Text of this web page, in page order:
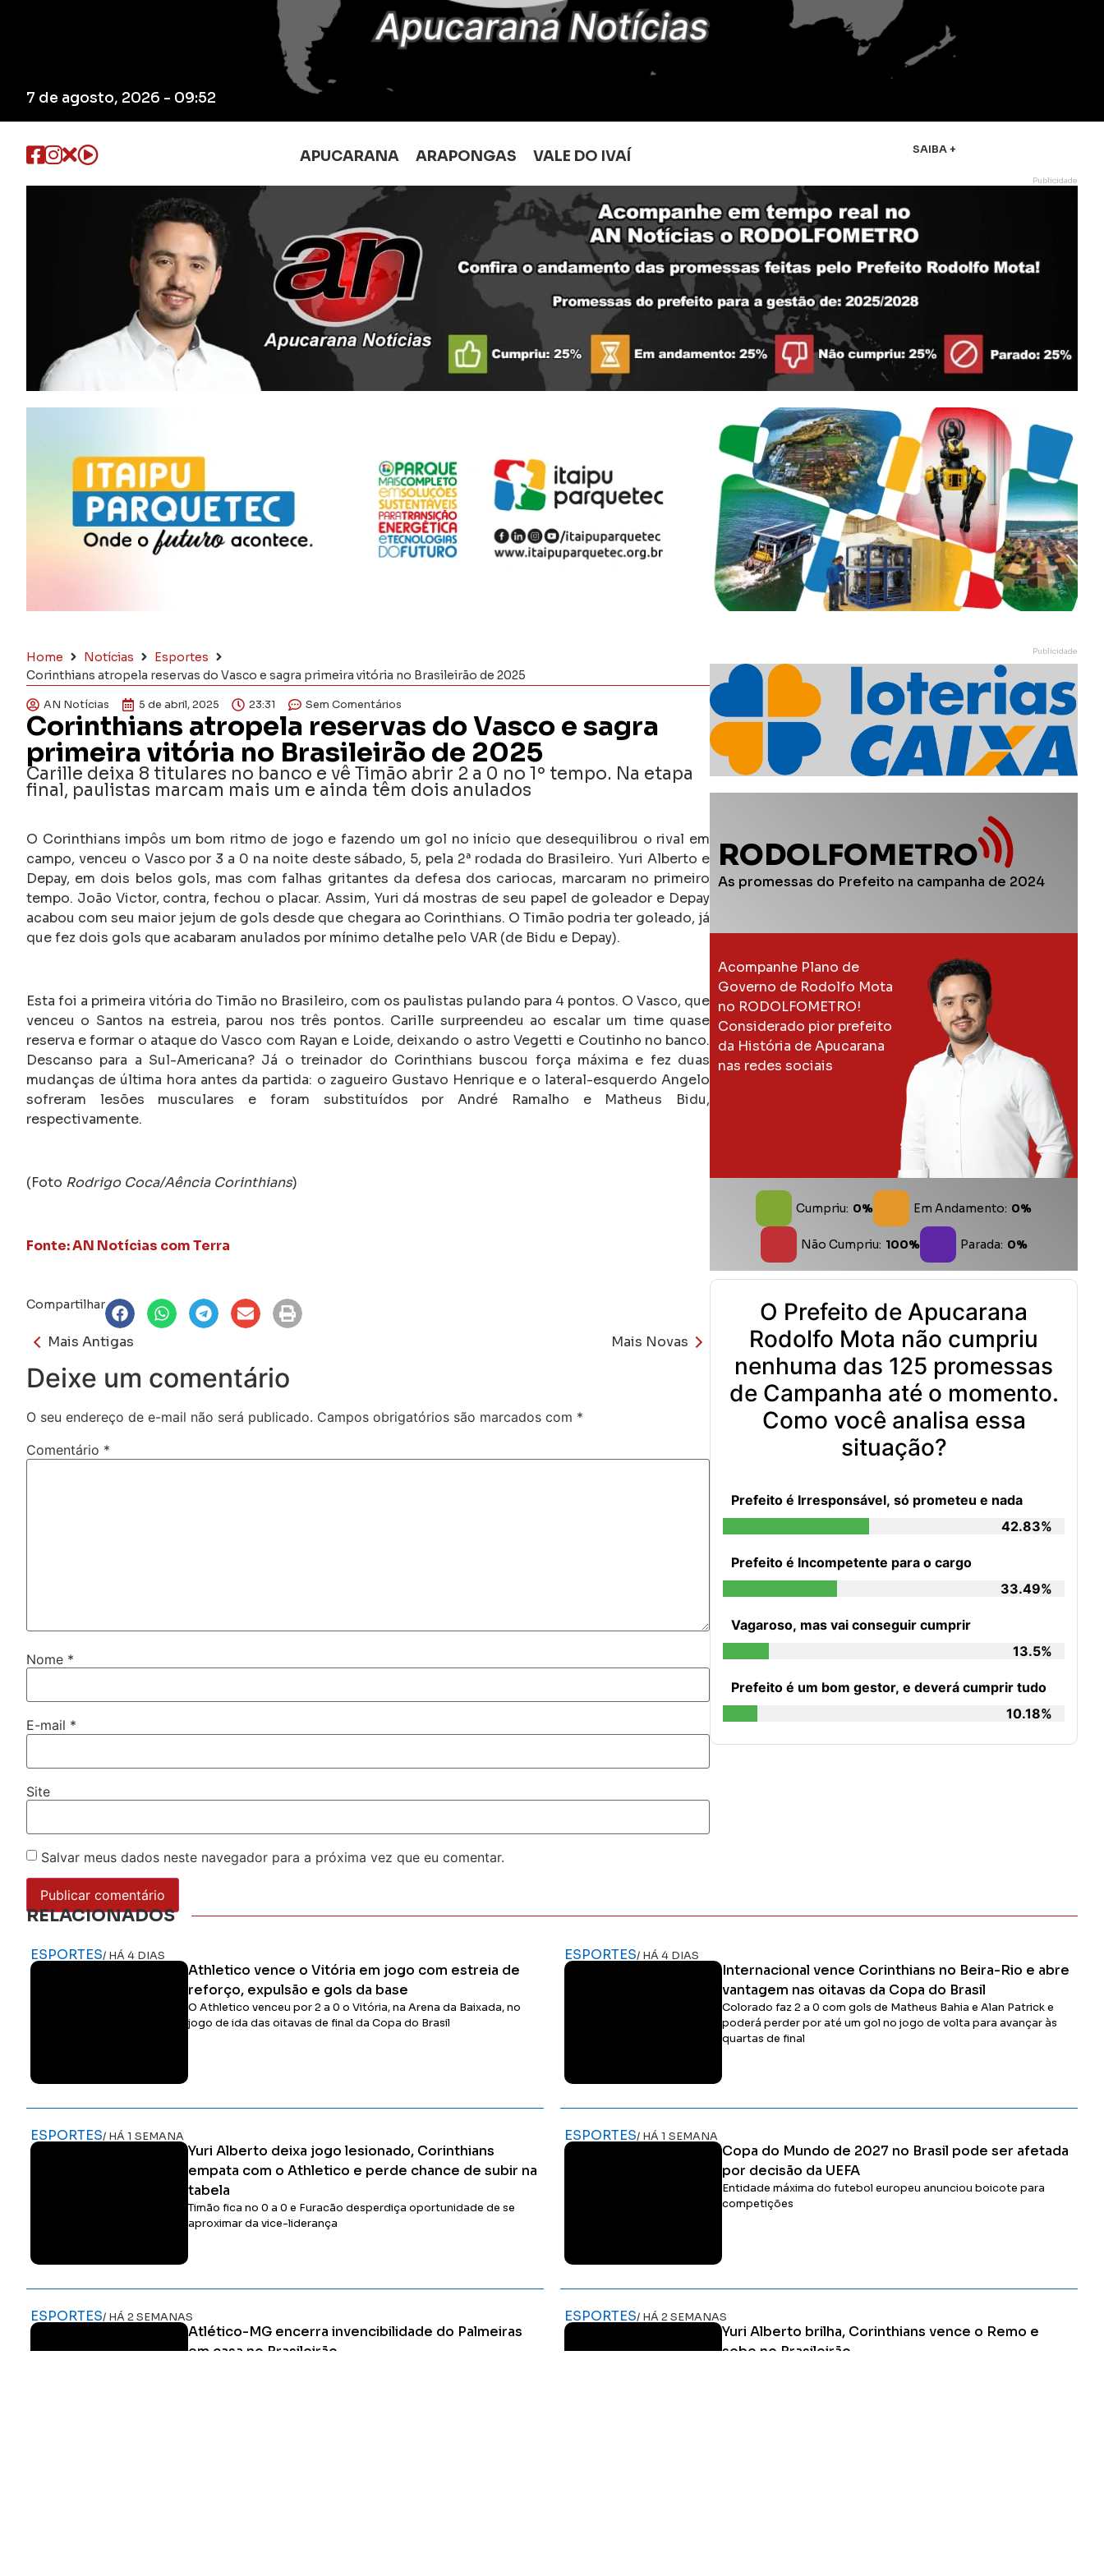
7 de agosto, 2026 - 09:52
APUCARANA ARAPONGAS VALE DO IVAÍ SAIBA +
Publicidade
Home Notícias
Esportes
Corinthians atropela reservas do Vasco e sagra primeira vitória no Brasileirão de 2025
AN Notícias 5 de abril, 2025 23:31 Sem Comentários
Corinthians atropela reservas do Vasco e sagra
primeira vitória no Brasileirão de 2025
Carille deixa 8 titulares no banco e vê Timão abrir 2 a 0 no 1º tempo. Na etapa
final, paulistas marcam mais um e ainda têm dois anulados
O Corinthians impôs um bom ritmo de jogo e fazendo um gol no início que desequilibrou o rival em
campo, venceu o Vasco por 3 a 0 na noite deste sábado, 5, pela 2ª rodada do Brasileiro. Yuri Alberto e
Depay, em dois belos gols, mas com falhas gritantes da defesa dos cariocas, marcaram no primeiro
tempo. João Victor, contra, fechou o placar. Assim, Yuri dá mostras de seu papel de goleador e Depay
acabou com seu maior jejum de gols desde que chegara ao Corinthians. O Timão podria ter goleado, já
que fez dois gols que acabaram anulados por mínimo detalhe pelo VAR (de Bidu e Depay).
Esta foi a primeira vitória do Timão no Brasileiro, com os paulistas pulando para 4 pontos. O Vasco, que
venceu o Santos na estreia, parou nos três pontos. Carille surpreendeu ao escalar um time quase
reserva e formar o ataque do Vasco com Rayan e Loide, deixando o astro Vegetti e Coutinho no banco.
Descanso para a Sul-Americana? Já o treinador do Corinthians buscou força máxima e fez duas
mudanças de última hora antes da partida: o zagueiro Gustavo Henrique e o lateral-esquerdo Angelo
sofreram lesões musculares e foram substituídos por André Ramalho e Matheus Bidu,
respectivamente.
(Foto Rodrigo Coca/Aência Corinthians)
Fonte: AN Notícias com Terra
Compartilhar
Mais Antigas Mais Novas
Deixe um comentário
O seu endereço de e-mail não será publicado. Campos obrigatórios são marcados com *
Comentário *
Nome *
E-mail *
Site
Salvar meus dados neste navegador para a próxima vez que eu comentar.
Publicidade
RODOLFOMETRO
As promessas do Prefeito na campanha de 2024
Acompanhe Plano de
Governo de Rodolfo Mota
no RODOLFOMETRO!
Considerado pior prefeito
da História de Apucarana
nas redes sociais
Cumpriu: 0% Em Andamento: 0%
Não Cumpriu: 100% Parada: 0%
O Prefeito de Apucarana
Rodolfo Mota não cumpriu
nenhuma das 125 promessas
de Campanha até o momento.
Como você analisa essa
situação?
Prefeito é Irresponsável, só prometeu e nada
42.83%
Prefeito é Incompetente para o cargo
33.49%
Vagaroso, mas vai conseguir cumprir
13.5%
Prefeito é um bom gestor, e deverá cumprir tudo
10.18%
RELACIONADOS
ESPORTES/ HÁ 4 DIAS
Athletico vence o Vitória em jogo com estreia de
reforço, expulsão e gols da base
O Athletico venceu por 2 a 0 o Vitória, na Arena da Baixada, no
jogo de ida das oitavas de final da Copa do Brasil
ESPORTES/ HÁ 4 DIAS
Internacional vence Corinthians no Beira-Rio e abre
vantagem nas oitavas da Copa do Brasil
Colorado faz 2 a 0 com gols de Matheus Bahia e Alan Patrick e
poderá perder por até um gol no jogo de volta para avançar às
quartas de final
ESPORTES/ HÁ 1 SEMANA
Yuri Alberto deixa jogo lesionado, Corinthians
empata com o Athletico e perde chance de subir na
tabela
Timão fica no 0 a 0 e Furacão desperdiça oportunidade de se
aproximar da vice-liderança
ESPORTES/ HÁ 1 SEMANA
Copa do Mundo de 2027 no Brasil pode ser afetada
por decisão da UEFA
Entidade máxima do futebol europeu anunciou boicote para
competições
ESPORTES/ HÁ 2 SEMANAS
Atlético-MG encerra invencibilidade do Palmeiras
em casa no Brasileirão
ESPORTES/ HÁ 2 SEMANAS
Yuri Alberto brilha, Corinthians vence o Remo e
sobe no Brasileirão